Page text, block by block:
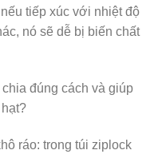
tiếp xúc với nhiệt độ
nó sẽ dễ bị biến chất
đúng cách và giúp
ráo: trong túi ziplock